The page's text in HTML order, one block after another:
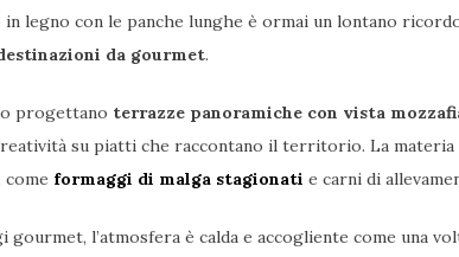
legno con le panche lunghe è ormai un lontano
da gourmet.
progettano terrazze panoramiche con vista
su piatti che raccontano il territorio. La materia
formaggi di malga stagionati e carni di
l’atmosfera è calda e accogliente come una